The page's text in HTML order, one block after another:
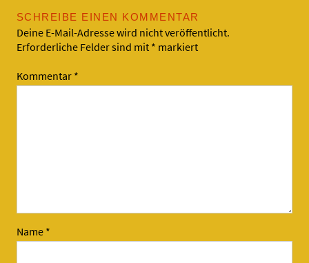
SCHREIBE EINEN KOMMENTAR
Deine E-Mail-Adresse wird nicht veröffentlicht.
Erforderliche Felder sind mit * markiert
Kommentar *
Name *